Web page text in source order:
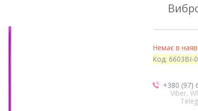
Немає в
Код: 6603BI-
+380 (97)
Viber,